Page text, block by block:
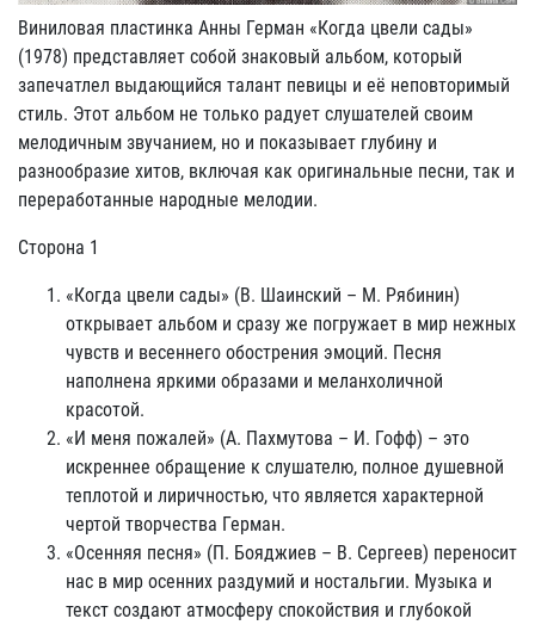
Виниловая пластинка Анны Герман «Когда цвели сады»
(1978) представляет собой знаковый альбом, который
запечатлел выдающийся талант певицы и её неповторимый
стиль. Этот альбом не только радует слушателей своим
мелодичным звучанием, но и показывает глубину и
разнообразие хитов, включая как оригинальные песни, так и
переработанные народные мелодии.
Сторона 1
«Когда цвели сады» (В. Шаинский – М. Рябинин)
открывает альбом и сразу же погружает в мир нежных
чувств и весеннего обострения эмоций. Песня
наполнена яркими образами и меланхоличной
красотой.
«И меня пожалей» (А. Пахмутова – И. Гофф) – это
искреннее обращение к слушателю, полное душевной
теплотой и лиричностью, что является характерной
чертой творчества Герман.
«Осенняя песня» (П. Бояджиев – В. Сергеев) переносит
нас в мир осенних раздумий и ностальгии. Музыка и
текст создают атмосферу спокойствия и глубокой